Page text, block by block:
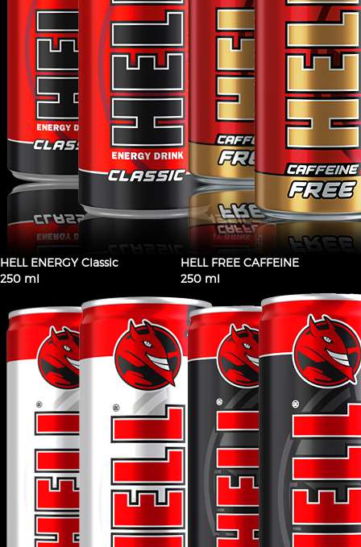
HELL ENERGY Classic
250 ml
HELL FREE CAFFEINE
250 ml